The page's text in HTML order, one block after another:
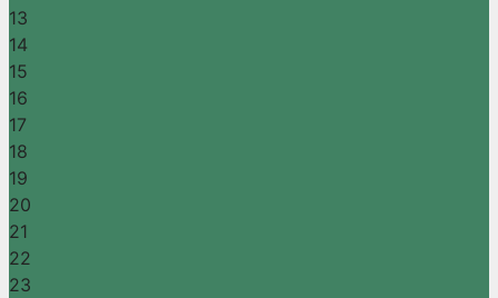
13
14
15
16
17
18
19
20
21
22
23